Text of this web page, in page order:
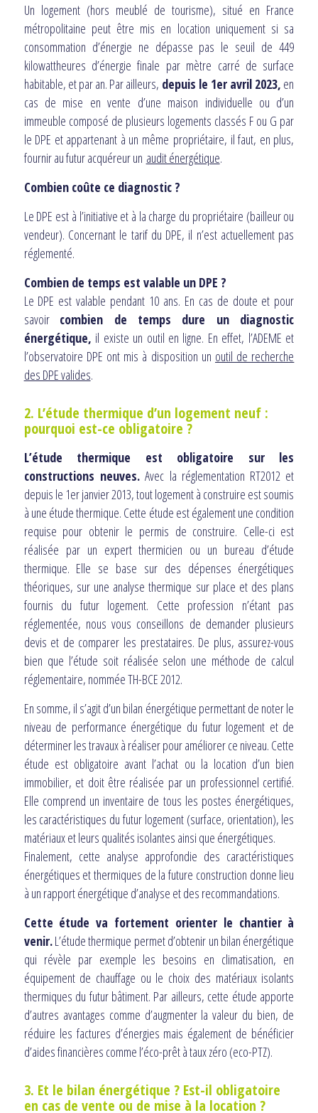
Un logement (hors meublé de tourisme), situé en France
métropolitaine peut être mis en location uniquement si sa
consommation d’énergie ne dépasse pas le seuil de 449
kilowattheures d’énergie finale par mètre carré de surface
habitable, et par an. Par ailleurs, depuis le 1er avril 2023, en
cas de mise en vente d’une maison individuelle ou d’un
immeuble composé de plusieurs logements classés F ou G par
le DPE et appartenant à un même propriétaire, il faut, en plus,
fournir au futur acquéreur un audit énergétique.
Combien coûte ce diagnostic ?
Le DPE est à l’initiative et à la charge du propriétaire (bailleur ou
vendeur). Concernant le tarif du DPE, il n’est actuellement pas
réglementé.
Combien de temps est valable un DPE ?
Le DPE est valable pendant 10 ans. En cas de doute et pour
savoir combien de temps dure un diagnostic
énergétique, il existe un outil en ligne. En effet, l’ADEME et
l’observatoire DPE ont mis à disposition un outil de recherche
des DPE valides.
2. L’étude thermique d’un logement neuf :
pourquoi est-ce obligatoire ?
L’étude thermique est obligatoire sur les
constructions neuves.Avec la réglementation RT2012 et
depuis le 1er janvier 2013, tout logement à construire est soumis
à une étude thermique. Cette étude est également une condition
requise pour obtenir le permis de construire. Celle-ci est
réalisée par un expert thermicien ou un bureau d’étude
thermique. Elle se base sur des dépenses énergétiques
théoriques, sur une analyse thermique sur place et des plans
fournis du futur logement. Cette profession n’étant pas
réglementée, nous vous conseillons de demander plusieurs
devis et de comparer les prestataires. De plus, assurez-vous
bien que l’étude soit réalisée selon une méthode de calcul
réglementaire, nommée TH-BCE 2012.
En somme, il s’agit d’un bilan énergétique permettant de noter le
niveau de performance énergétique du futur logement et de
déterminer les travaux à réaliser pour améliorer ce niveau. Cette
étude est obligatoire avant l’achat ou la location d’un bien
immobilier, et doit être réalisée par un professionnel certifié.
Elle comprend un inventaire de tous les postes énergétiques,
les caractéristiques du futur logement (surface, orientation), les
matériaux et leurs qualités isolantes ainsi que énergétiques.
Finalement, cette analyse approfondie des caractéristiques
énergétiques et thermiques de la future construction donne lieu
à un rapport énergétique d’analyse et des recommandations.
Cette étude va fortement orienter le chantier à
venir.L’étude thermique permet d’obtenir un bilan énergétique
qui révèle par exemple les besoins en climatisation, en
équipement de chauffage ou le choix des matériaux isolants
thermiques du futur bâtiment. Par ailleurs, cette étude apporte
d’autres avantages comme d’augmenter la valeur du bien, de
réduire les factures d’énergies mais également de bénéficier
d’aides financières comme l’éco-prêt à taux zéro (eco-PTZ).
3. Et le bilan énergétique ? Est-il obligatoire
en cas de vente ou de mise à la location ?